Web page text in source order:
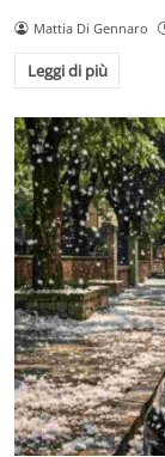
Mattia Di Gennaro
Leggi di più